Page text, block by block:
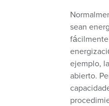
sean
ejemplo,
abierto.